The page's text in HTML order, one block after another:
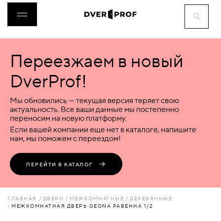
ДВЕРИ
ФУРНИТУРА
ВОРОТА
ПЕРЕГОРОДКИ
Переезжаем в новый
DverProf!
Мы обновились — текущая версия теряет свою
актуальность. Все ваши данные мы постепенно
переносим на новую платформу.
Если вашей компании еще нет в каталоге, напишите
нам, мы поможем с переездом!
ПЕРЕЙТИ В КАТАЛОГ
ГЛАВНАЯ ДВЕРИ МЕЖКОМНАТНЫЕ
ДЕРЕВЯННЫЕ
МЕЖКОМНАТНАЯ ДВЕРЬ GEONA РАВЕННА 1/2